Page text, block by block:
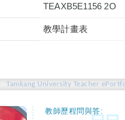
TEAXB5E1156 2O
教學計畫表
Tamkang University Teacher
教師歷程問與答: